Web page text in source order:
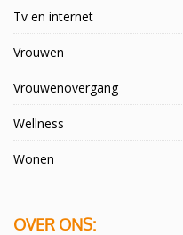
Tv en internet
Vrouwen
Vrouwenovergang
Wellness
Wonen
OVER ONS: